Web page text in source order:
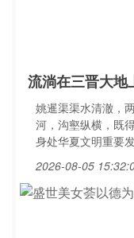
流淌在三晋大地
姚暹渠渠水清澈，
河，沟壑纵横，既
身处华夏文明重要
2026-08-05